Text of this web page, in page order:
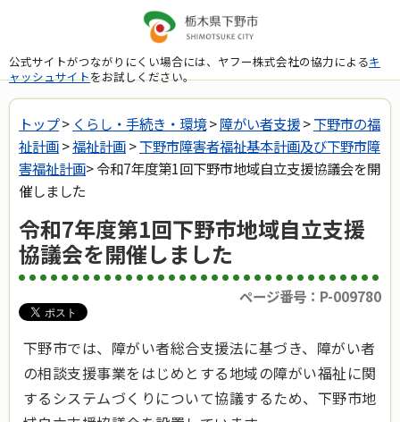
公式サイトがつながりにくい場合には、ヤフー株式会社の協力によるキ
ャッシュサイトをお試しください。
トップ> くらし・手続き・環境>障がい者支援>下野市の福
祉計画>福祉計画>下野市障害者福祉基本計画及び下野市障
害福祉計画> 令和7年度第1回下野市地域自立支援協議会を開
催しました
令和7年度第1回下野市地域自立支援
協議会を開催しました
ページ番号：P-009780
下野市では、障がい者総合支援法に基づき、障がい者
の相談支援事業をはじめとする地域の障がい福祉に関
するシステムづくりについて協議するため、下野市地